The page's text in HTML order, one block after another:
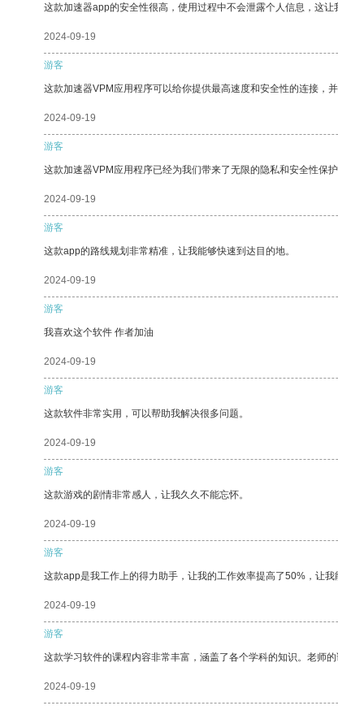
这款加速器app的安全性很高，使用过程中不会泄露个人信息，这
2024-09-19
游客
这款加速器VPM应用程序可以给你提供最高速度和安全性的连接，
2024-09-19
游客
这款加速器VPM应用程序已经为我们带来了无限的隐私和安全性保护
2024-09-19
游客
这款app的路线规划非常精准，让我能够快速到达目的地。
2024-09-19
游客
我喜欢这个软件 作者加油
2024-09-19
游客
这款软件非常实用，可以帮助我解决很多问题。
2024-09-19
游客
这款游戏的剧情非常感人，让我久久不能忘怀。
2024-09-19
游客
这款app是我工作上的得力助手，让我的工作效率提高了50%，让我
2024-09-19
游客
这款学习软件的课程内容非常丰富，涵盖了各个学科的知识。老师
2024-09-19